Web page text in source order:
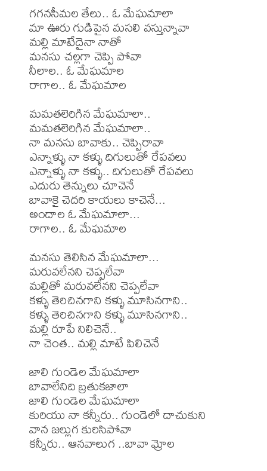
గగనసీమల తేలు.. ఓ మేఘమాలా
మా ఊరు గుడిపైన మసలి వస్తున్నావా
మల్లి మాటేదైనా నాతో
మనసు చల్లగా చెప్పి పోవా
నీలాల.. ఓ మేఘమాల
రాగాల.. ఓ మేఘమాల
మమతలెరిగిన మేఘమాలా..
మమతలెరిగిన మేఘమాలా..
నా మనసు బావాకు.. చెప్పిరావా
ఎన్నాళ్ళు నా కళ్ళు దిగులుతో రేపవలు
ఎన్నాళ్ళు నా కళ్ళు.. దిగులుతో రేపవలు
ఎదురు తెన్నులు చూచెనే
బావాకై చెదరి కాయలు కాచెనే...
అందాల ఓ మేఘమాలా...
రాగాల.. ఓ మేఘమాల
మనసు తెలిసిన మేఘమాలా...
మరువలేనని చెప్పలేవా
మల్లితో మరువలేనని చెప్పలేవా
కళ్ళు తెరిచినగాని కళ్ళు మూసినగాని..
కళ్ళు తెరిచినగాని కళ్ళు మూసినగాని..
మల్లి రూపే నిలిచెనే..
నా చెంత.. మల్లి మాటే పిలిచెనే
జాలి గుండెల మేఘమాలా
బావాలేనిది బ్రతుకజాలా
జాలి గుండెల మేఘమాలా
కురియు నా కన్నీరు.. గుండెలో దాచుకుని
వాన జల్లుగ కురిసిపోవా
కన్నీరు.. ఆనవాలుగ ..బావా మ్రోల